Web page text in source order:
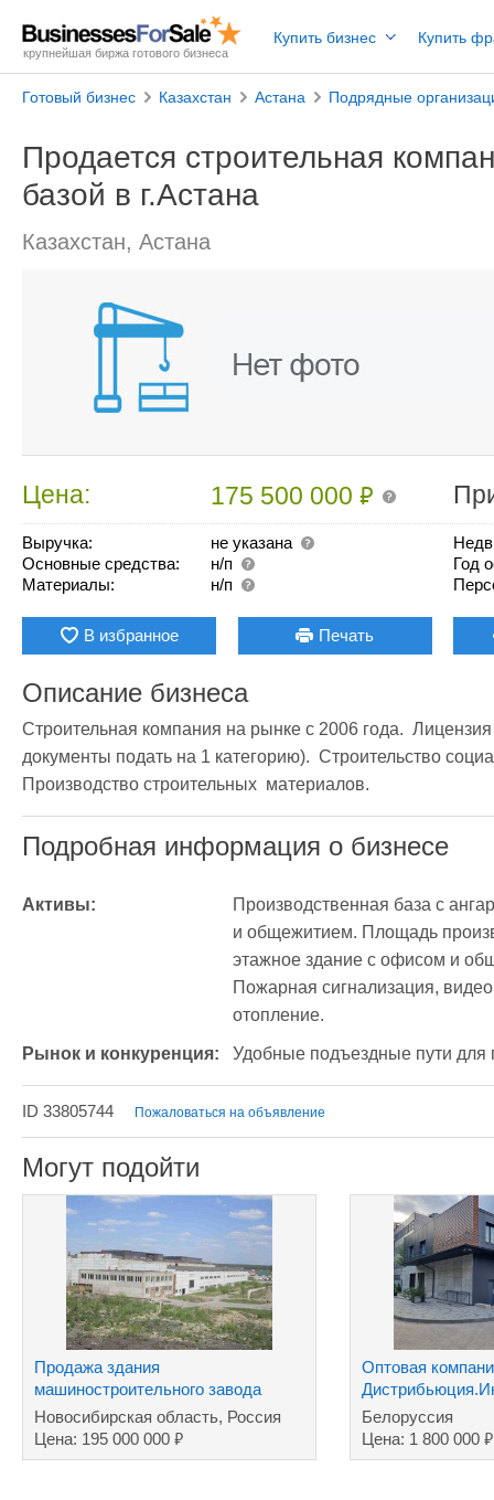
крупнейшая биржа готового бизнеса
Купить бизнес Купить
Готовый бизнес Казахстан Астана Подрядные
Продается строительная
базой в г.Астана
Казахстан, Астана
Цена: 175 500 000₽
Выручка:
не указана
Основные средства:
н/п
Материалы:
н/п
Год
В избранное Печать
Описание бизнеса
Строительная компания на рынке с 2006 года.
документы подать на 1 категорию).  Строительство
Производство строительных  материалов.
Подробная информация о бизнесе
Активы:
Производственная база с
и общежитием. Площадь
этажное здание с офисом и
Пожарная сигнализация,
отопление.
Рынок и конкуренция: Удобные подъездные пути для
ID 33805744 Пожаловаться на объявление
Могут подойти
Продажа здания
машиностроительного завода
Новосибирская область, Россия
Цена: 195 000 000 ₽
Оптовая
хозтовары
Белоруссия
Цена: 1 800 000₽